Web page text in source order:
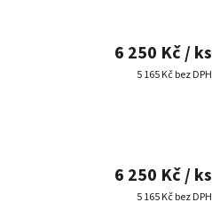
6 250 Kč/ ks
5 165 Kč bez DPH
6 250 Kč/ ks
5 165 Kč bez DPH